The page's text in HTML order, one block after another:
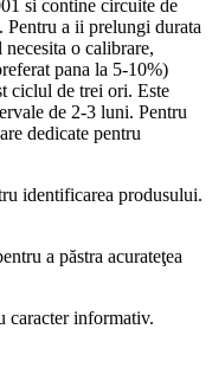
si contine circuite de
Pentru a ii prelungi durata
o calibrare,
pana la 5-10%)
ciclul de trei ori. Este
de 2-3 luni. Pentru
dedicate pentru
identificarea produsului.
a păstra acurateţea
caracter informativ.